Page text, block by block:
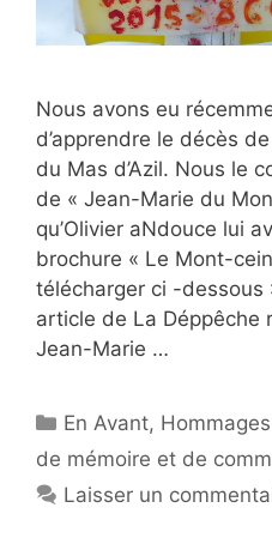
Nous avons eu
d’apprendre le décès
du Mas d’Azil. Nous le
de « Jean-Marie du
qu’Olivier aNdouce lui
brochure « Le Mont-
télécharger ci -dessous
article de La Déppêche
Jean-Marie …
Catégories
En Avant,
de mémoire et de
Laisser un